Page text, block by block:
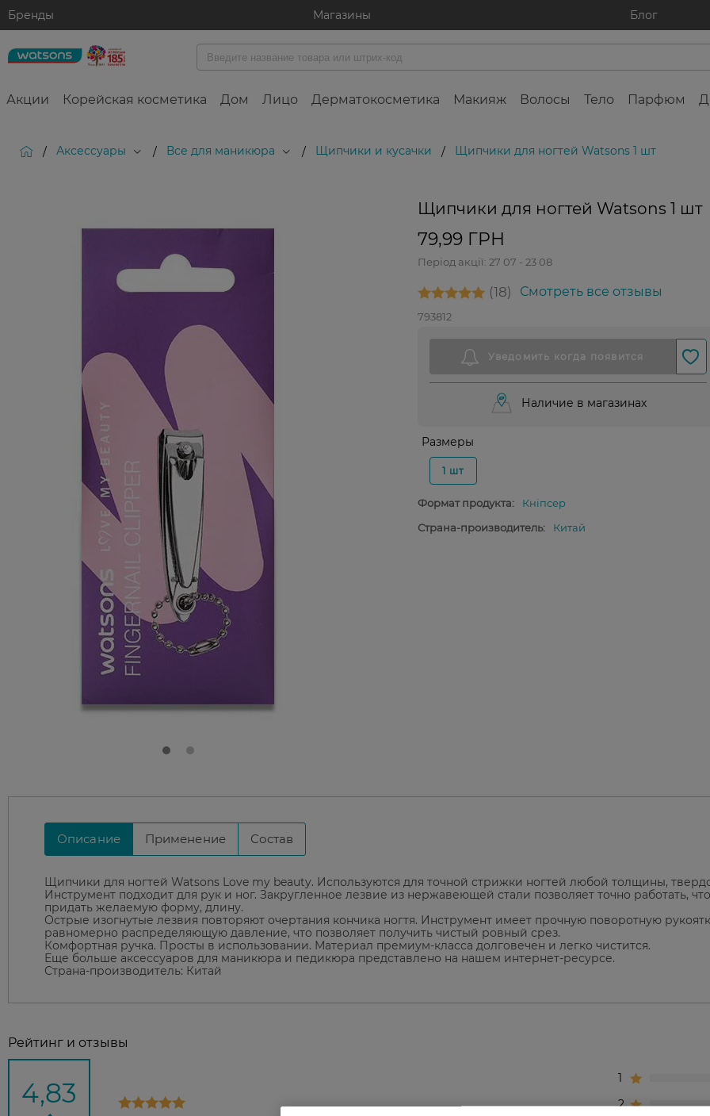
Бренды Магазины Блог
Акции Корейская косметика Дом Лицо Дерматокосметика Макияж Волосы Тело Парфюм
/ Аксессуары / Все для маникюра / Щипчики и кусачки / Щипчики для ногтей Watsons 1 шт
Щипчики для ногтей Watsons 1 шт
79,99 ГРН
Період акції: 27 07 - 23 08
18 Смотреть все отзывы
793812
Наличие в магазинах
Размеры
1 шт
Формат продукта:
Кніпсер
Страна-производитель:
Китай
Описание Применение Состав
Щипчики для ногтей Watsons Love my beauty. Используются для точной стрижки ногтей любой толщины,
Инструмент подходит для рук и ног. Закругленное лезвие из нержавеющей стали позволяет точно работать,
придать желаемую форму, длину.
Острые изогнутые лезвия повторяют очертания кончика ногтя. Инструмент имеет прочную поворотную
равномерно распределяющую давление, что позволяет получить чистый ровный срез.
Комфортная ручка. Просты в использовании. Материал премиум-класса долговечен и легко чистится.
Еще больше аксессуаров для маникюра и педикюра представлено на нашем интернет-ресурсе.
Страна-производитель: Китай
Рейтинг и отзывы
4,83 1
2